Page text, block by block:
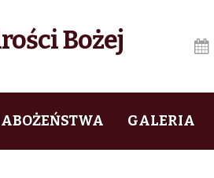
Bożej
GALERIA